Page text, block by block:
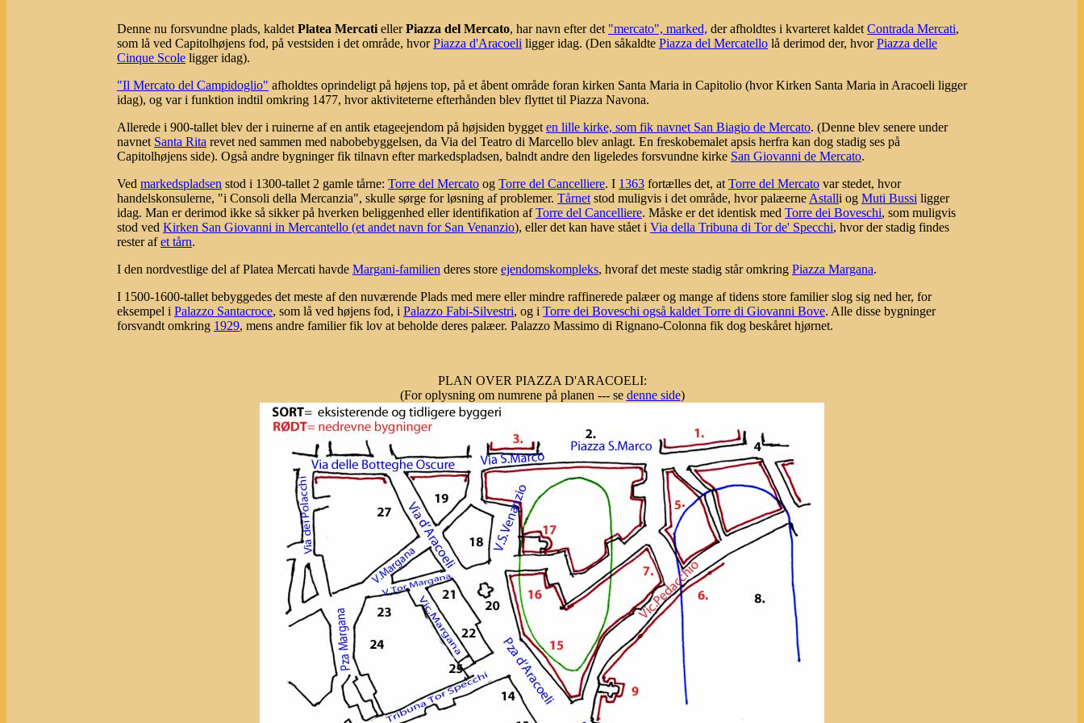
Denne nu forsvundne plads, kaldet Platea Mercati ellerPiazza del Mercato, har navn efter det "mercato", marked, der afholdtes i kvarteret kaldet Contrada Mercati,
som lå ved Capitolhøjens fod, på vestsiden i det område, hvorPiazza d'Aracoeli ligger idag. (Den såkaldte Piazza del Mercatello lå derimod der, hvorPiazza delle
Cinque Scole ligger idag).
"Il Mercato del Campidoglio" afholdtes oprindeligt på højens top, på et åbent område foran kirken Santa Maria in Capitolio (hvor Kirken Santa Maria in Aracoeli ligger
idag), og var i funktion indtil omkring 1477, hvor aktiviteterne efterhånden blev flyttet til Piazza Navona.
Allerede i 900-tallet blev der i ruinerne af en antik etageejendom på højsiden bygget en lille kirke, som fik navnet San Biagio de Mercato. (Denne blev senere under
navnet Santa Rita revet ned sammen med nabobebyggelsen, da Via del Teatro di Marcello blev anlagt. En freskobemalet apsis herfra kan dog stadig ses på
Capitolhøjens side). Også andre bygninger fik tilnavn efter markedspladsen, balndt andre den ligeledes forsvundne kirke San Giovanni de Mercato.
Ved markedspladsen stod i 1300-tallet 2 gamle tårne: Torre del Mercato og Torre del Cancelliere. I 1363 fortælles det, at Torre del Mercato var stedet, hvor
handelskonsulerne, "i Consoli della Mercanzia", skulle sørge for løsning af problemer. Tårnet stod muligvis i det område, hvor palæerne Astalli og Muti Bussi ligger
idag. Man er derimod ikke så sikker på hverken beliggenhed eller identifikation afTorre del Cancelliere. Måske er det identisk med Torre dei Boveschi, som muligvis
stod ved Kirken San Giovanni in Mercantello (et andet navn for San Venanzio), eller det kan have stået i Via della Tribuna di Tor de' Specchi, hvor der stadig findes
rester afet tårn.
I den nordvestlige del af Platea Mercati havde Margani-familien deres store ejendomskompleks, hvoraf det meste stadig står omkring Piazza Margana.
I 1500-1600-tallet bebyggedes det meste af den nuværende Plads med mere eller mindre raffinerede palæer og mange af tidens store familier slog sig ned her, for
eksempel i Palazzo Santacroce, som lå ved højens fod, i Palazzo Fabi-Silvestri, og i Torre dei Boveschi også kaldet Torre di Giovanni Bove. Alle disse bygninger
forsvandt omkring 1929, mens andre familier fik lov at beholde deres palæer. Palazzo Massimo di Rignano-Colonna fik dog beskåret hjørnet.
PLAN OVER PIAZZA D'ARACOELI:
(For oplysning om numrene på planen --- se denne side)